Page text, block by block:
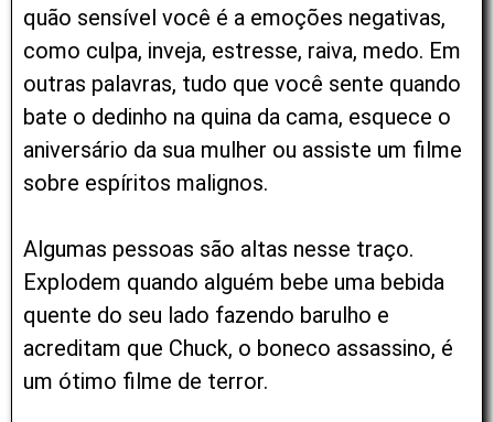
quão sensível você é a emoções negativas,
como culpa, inveja, estresse, raiva, medo. Em
outras palavras, tudo que você sente quando
bate o dedinho na quina da cama, esquece o
aniversário da sua mulher ou assiste um filme
sobre espíritos malignos.
Algumas pessoas são altas nesse traço.
Explodem quando alguém bebe uma bebida
quente do seu lado fazendo barulho e
acreditam que Chuck, o boneco assassino, é
um ótimo filme de terror.